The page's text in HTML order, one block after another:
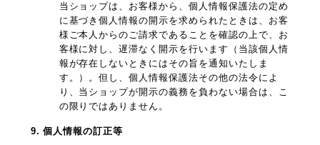
当ショップは、お客様から、個人情報保護法の定め
に基づき個人情報の開示を求められたときは、お客
様ご本人からのご請求であることを確認の上で、お
客様に対し、遅滞なく開示を行います（当該個人情
報が存在しないときにはその旨を通知いたしま
す。）。但し、個人情報保護法その他の法令によ
り、当ショップが開示の義務を負わない場合は、こ
の限りではありません。
9. 個人情報の訂正等